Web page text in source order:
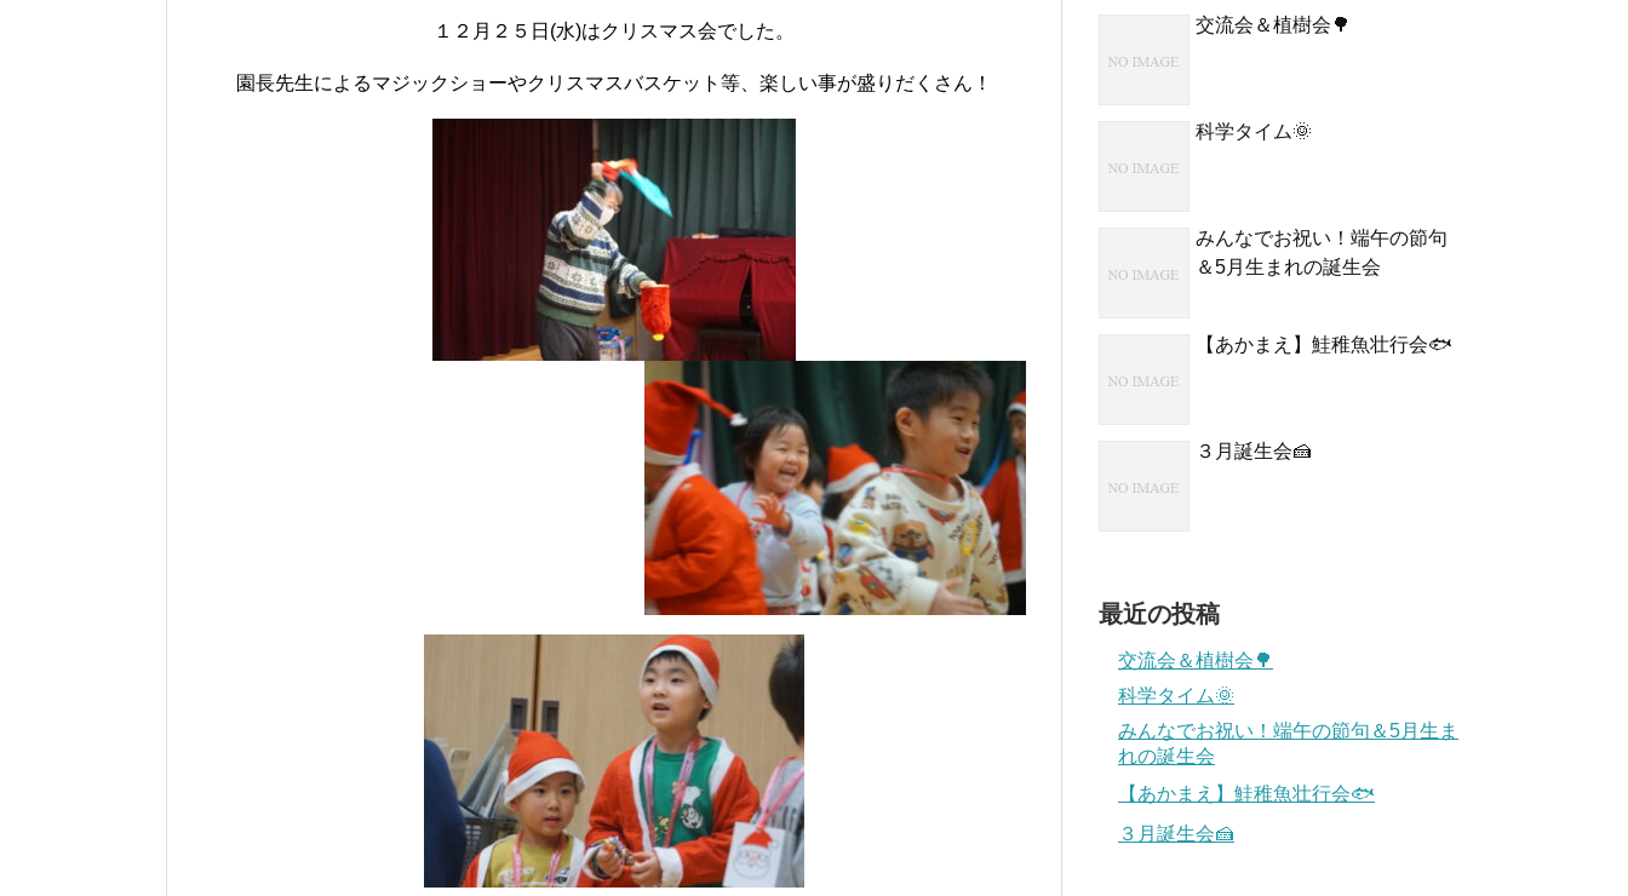
１２月２５日(水)はクリスマス会でした。
園長先生によるマジックショーやクリスマスバスケット等、楽しい事が盛りだくさん！
交流会＆植樹会🌳
科学タイム🌞
みんなでお祝い！端午の節句
＆5月生まれの誕生会
【あかまえ】鮭稚魚壮行会🐟
３月誕生会🍰
最近の投稿
交流会＆植樹会🌳
科学タイム🌞
みんなでお祝い！端午の節句＆5月生ま
れの誕生会
【あかまえ】鮭稚魚壮行会🐟
３月誕生会🍰